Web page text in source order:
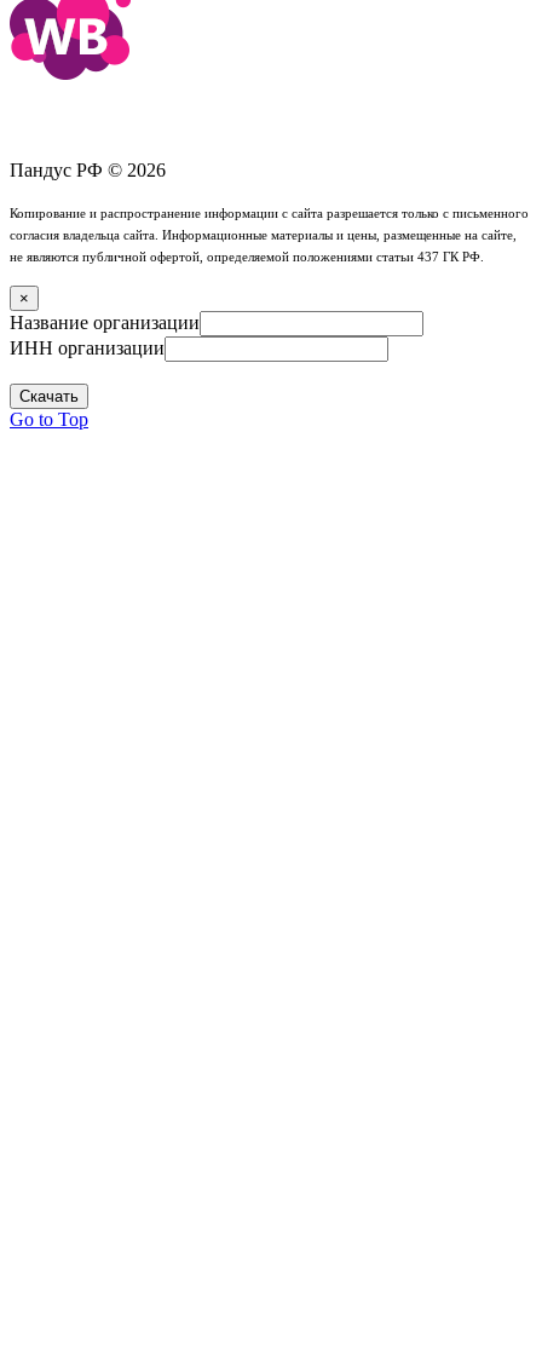
Пандус РФ © 2026
Копирование и распространение информации с сайта разрешается только с письменного
согласия владельца сайта. Информационные материалы и цены, размещенные на сайте,
не являются публичной офертой, определяемой положениями статьи 437 ГК РФ.
×
Название организации
ИНН организации
Скачать
Go to Top